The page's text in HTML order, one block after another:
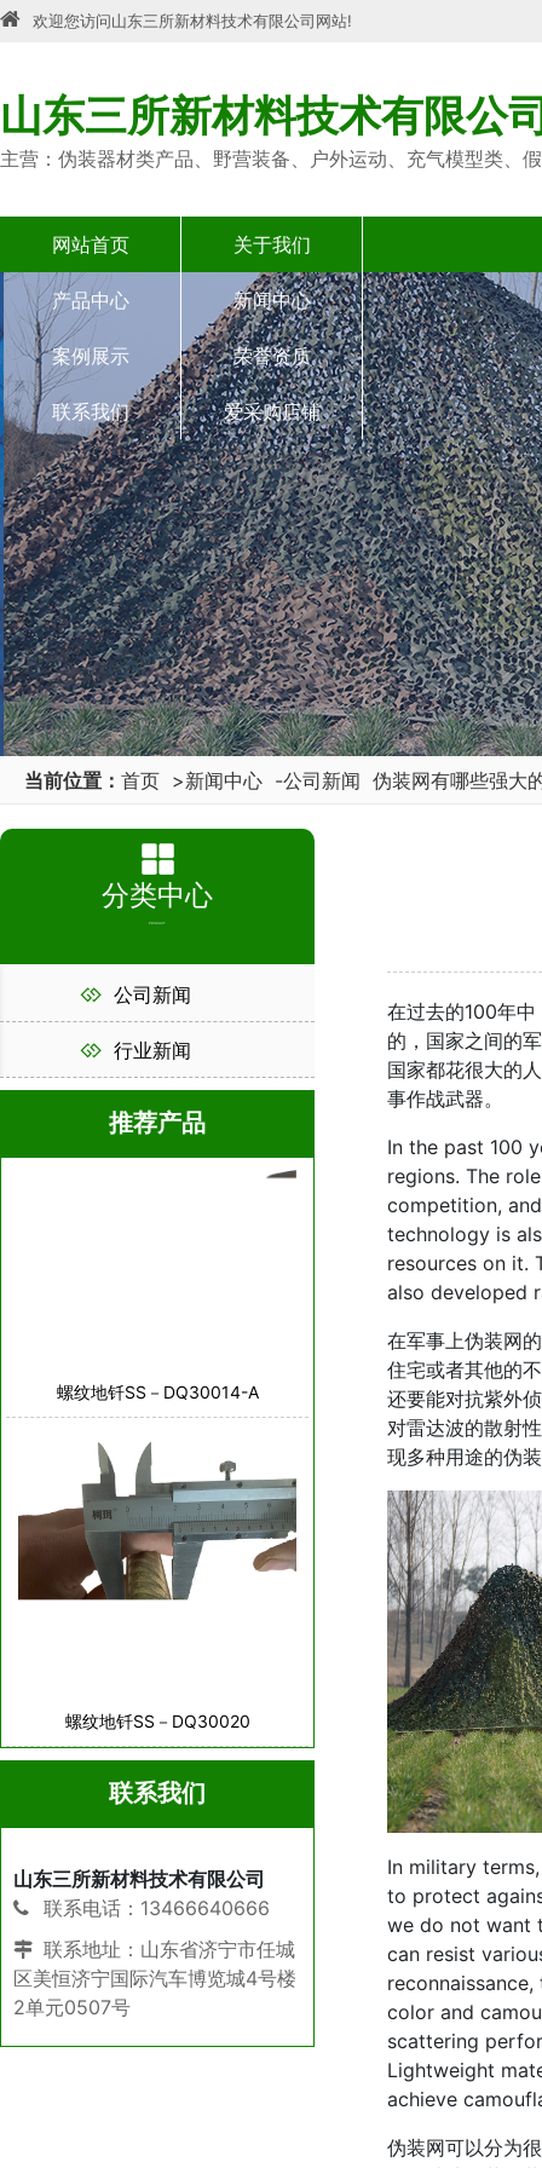
欢迎您访问山东三所新材料技术有限公司网站!
山东三所新材料技术有限公
主营：伪装器材类产品、野营装备、户外运动、充气模型类、
网站首页 关于我们
产品中心 新闻中心
案例展示 荣誉资质
联系我们 爱采购店铺
当前位置： 首页 >新闻中心 -公司新闻 伪装网有哪些强大
在过去的100年
的，国家之间的
国家都花很大的
事作战武器。
In the past 100
regions. The
competition,
technology is
resources on it.
also developed
在军事上伪装网
住宅或者其他的
还要能对抗紫外
对雷达波的散射
现多种用途的伪
In military
to protect
we do not want
can resist
color and
scattering
Lightweight
achieve
伪装网可以分为
分类中心
PRODUCT
公司新闻
行业新闻
推荐产品
螺纹地钎SS－DQ30014-A
螺纹地钎SS－DQ30020
联系我们
山东三所新材料技术有限公司
联系电话：13466640666
联系地址：山东省济宁市任城
区美恒济宁国际汽车博览城4号楼
2单元0507号